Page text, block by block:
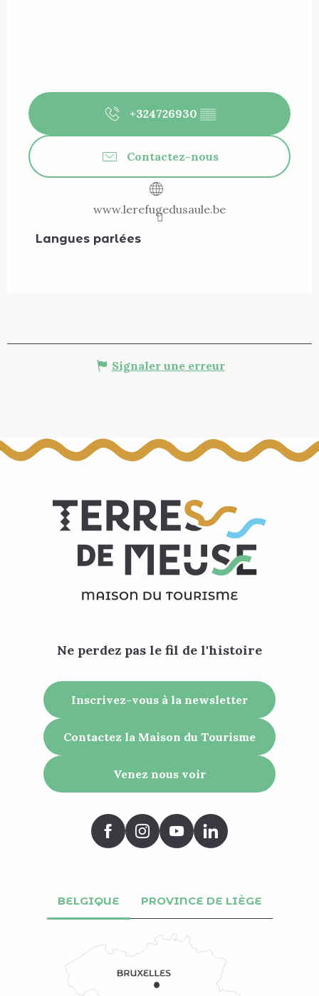
+324726930 ▒▒
Contactez-nous
www.lerefugedusaule.be
Langues parlées
Langues parlées
Signaler une erreur
Ne perdez pas le fil de l'histoire
Inscrivez-vous à la newsletter
Contactez la Maison du Tourisme
Venez nous voir
BELGIQUE PROVINCE DE LIÈGE